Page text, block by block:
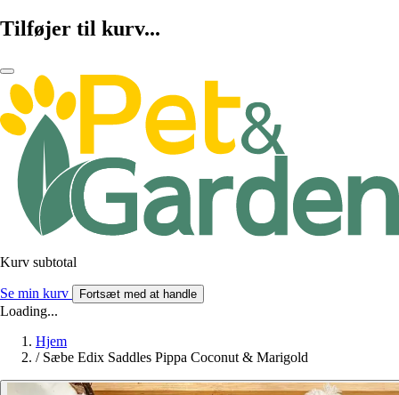
Tilføjer til kurv...
Kurv subtotal
Se min kurv Fortsæt med at handle
Loading...
Hjem
/ Sæbe Edix Saddles Pippa Coconut & Marigold